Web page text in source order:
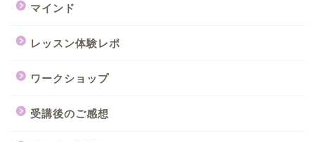
マインド
レッスン体験レポ
ワークショップ
受講後のご感想